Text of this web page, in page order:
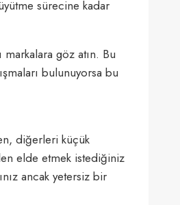
sürecine kadar
markalara göz atın. Bu
bulunuyorsa bu
diğerleri küçük
elde etmek istediğiniz
ancak yetersiz bir